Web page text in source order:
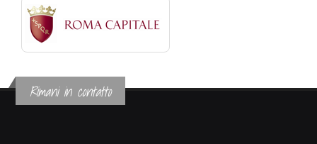
Rimani in contatto